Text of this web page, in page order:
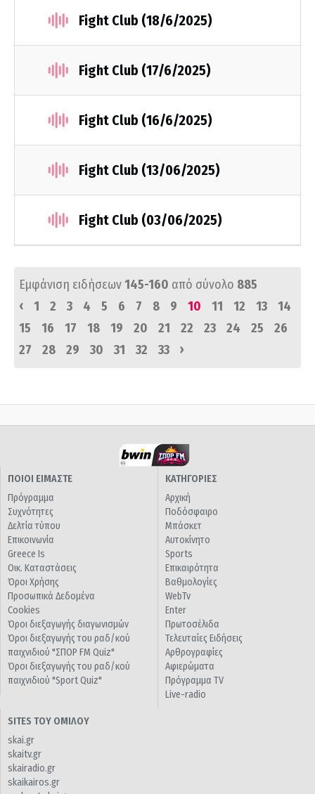
Fight Club (18/6/2025)
Fight Club (17/6/2025)
Fight Club (16/6/2025)
Fight Club (13/06/2025)
Fight Club (03/06/2025)
Εμφάνιση ειδήσεων145-160 από σύνολο 885
‹
1 2 3 4 5 6 7 8 9 10 11 12 13
14
15
16 17 18 19 20 21 22 23 24 25
26
27
28 29 30 31 32 33 ›
ΠΟΙΟΙ ΕΙΜΑΣΤΕ
Πρόγραμμα
Συχνότητες
Δελτία τύπου
Επικοινωνία
Greece Is
Οικ. Καταστάσεις
Όροι Χρήσης
Προσωπικά Δεδομένα
Cookies
Όροι διεξαγωγής διαγωνισμών
Όροι διεξαγωγής του ραδ/κού
παιχνιδιού "ΣΠΟΡ FM Quiz"
Όροι διεξαγωγής του ραδ/κού
παιχνιδιού "Sport Quiz"
ΚΑΤΗΓΟΡΙΕΣ
Αρχική
Ποδόσφαιρο
Μπάσκετ
Αυτοκίνητο
Sports
Επικαιρότητα
Βαθμολογίες
WebTv
Enter
Πρωτοσέλιδα
Τελευταίες Ειδήσεις
Αρθρογραφίες
Αφιερώματα
Πρόγραμμα TV
Live-radio
SITES ΤΟΥ ΟΜΙΛΟΥ
skai.gr
skaitv.gr
skairadio.gr
skaikairos.gr